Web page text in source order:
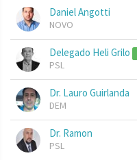
Daniel Angotti
NOVO
Delegado Heli Grilo
PSL
Dr. Lauro Guirlanda
DEM
Dr. Ramon
PSL